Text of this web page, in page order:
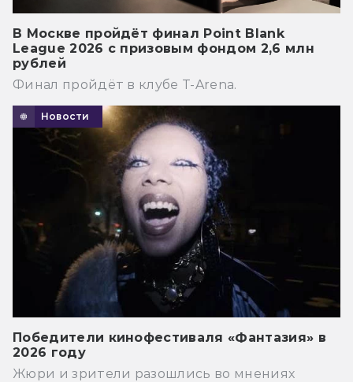
В Москве пройдёт финал Point Blank
League 2026 с призовым фондом 2,6 млн
рублей
Финал пройдёт в клубе T-Arena.
Новости
Победители кинофестиваля «Фантазия» в
2026 году
Жюри и зрители разошлись во мнениях